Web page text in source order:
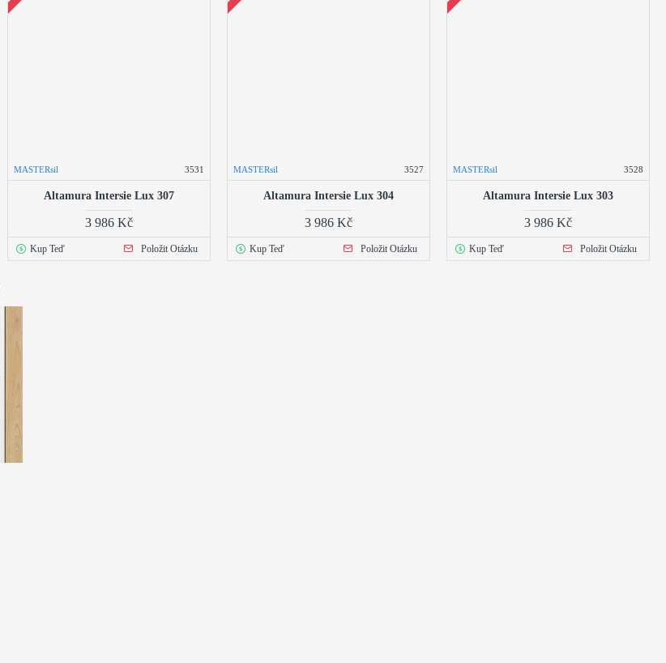
MASTERsil 3531
Altamura Intersie Lux 307
3 986 Kč
Kup Teď Položit Otázku
MASTERsil 3527
Altamura Intersie Lux 304
3 986 Kč
Kup Teď Položit Otázku
MASTERsil 3528
Altamura Intersie Lux 303
3 986 Kč
Kup Teď Položit Otázku